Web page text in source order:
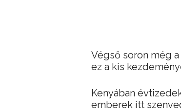
Végső soron még
ez a kis
Kenyában
emberek itt